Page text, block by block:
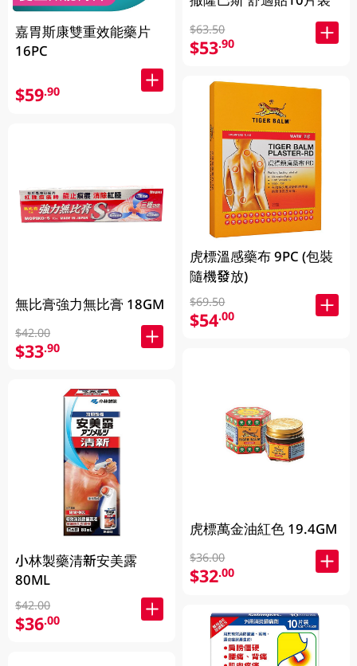
嘉胃斯康雙重效能藥片
16PC
$59.90
無比膏強力無比膏 18GM
$42.00
$33.90
小林製藥清新安美露
80ML
$42.00
$36.00
$63.50
$53.90
虎標溫感藥布 9PC (包裝
隨機發放)
$69.50
$54.00
虎標萬金油紅色 19.4GM
$36.00
$32.00